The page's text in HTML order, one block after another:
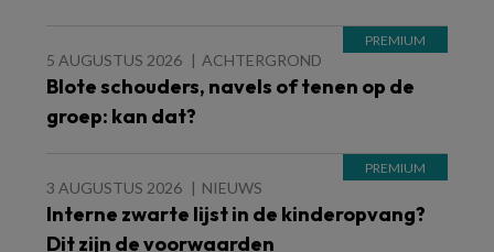
5 AUGUSTUS 2026 ACHTERGROND
Blote schouders, navels of tenen op de
groep: kan dat?
3 AUGUSTUS 2026 NIEUWS
Interne zwarte lijst in de kinderopvang?
Dit zijn de voorwaarden